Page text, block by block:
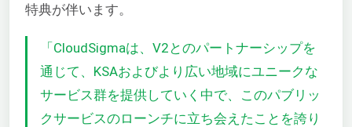
特典が伴います。
「CloudSigmaは、V2とのパートナーシップを
通じて、KSAおよびより広い地域にユニークな
サービス群を提供していく中で、このパブリッ
クサービスのローンチに立ち会えたことを誇り